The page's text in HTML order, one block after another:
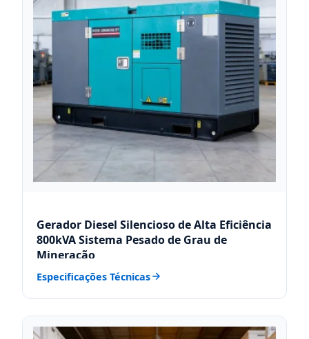
Gerador Diesel Silencioso de Alta Eficiência
800kVA Sistema Pesado de Grau de
Mineração
Especificações Técnicas